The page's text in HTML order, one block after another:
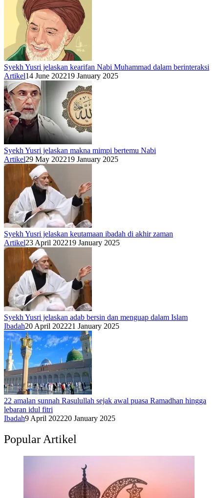
Syekh Yusri jelaskan kearifan Nabi Muhammad dalam berinteraksi
Artikel14 June 202219 January 2025
Syekh Yusri jelaskan makna mimpi bertemu Nabi
Artikel29 May 202219 January 2025
Syekh Yusri jelaskan keutamaan ibadah di akhir zaman
Artikel23 April 202219 January 2025
Syekh Yusri jelaskan adab bersin dan menguap dalam Islam
Ibadah20 April 202221 January 2025
22 amalan sunnah Rasulullah sejak awal puasa Ramadhan hingga
lebaran idul fitri
Ibadah9 April 202220 January 2025
Popular Artikel